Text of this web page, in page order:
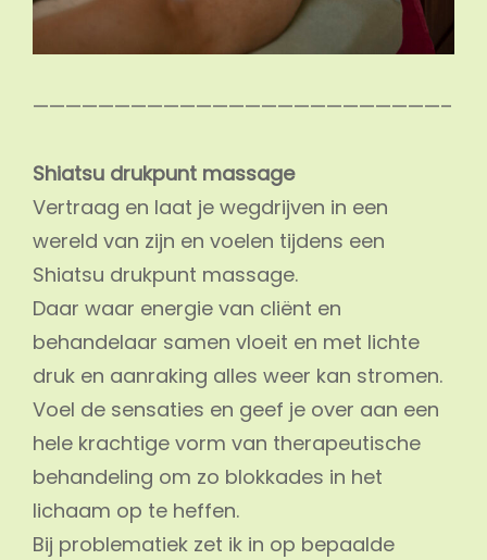
—————————————————————————–
Shiatsu drukpunt massage
Vertraag en laat je wegdrijven in een
wereld van zijn en voelen tijdens een
Shiatsu drukpunt massage.
Daar waar energie van cliënt en
behandelaar samen vloeit en met lichte
druk en aanraking alles weer kan stromen.
Voel de sensaties en geef je over aan een
hele krachtige vorm van therapeutische
behandeling om zo blokkades in het
lichaam op te heffen.
Bij problematiek zet ik in op bepaalde